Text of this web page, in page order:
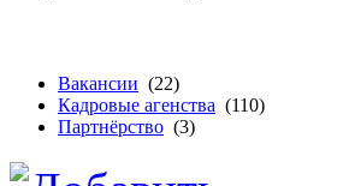
Вакансии (22)
Кадровые агенства (110)
Партнёрство (3)